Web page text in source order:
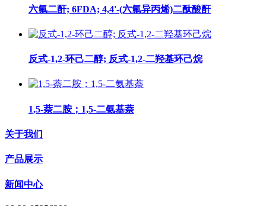
六氟二酐; 6FDA; 4,4'-(六氟异丙烯)二酞酸酐
反式-1,2-环己二醇; 反式-1,2-二羟基环己烷
1,5-萘二胺；1,5-二氨基萘
关于我们
产品展示
新闻中心